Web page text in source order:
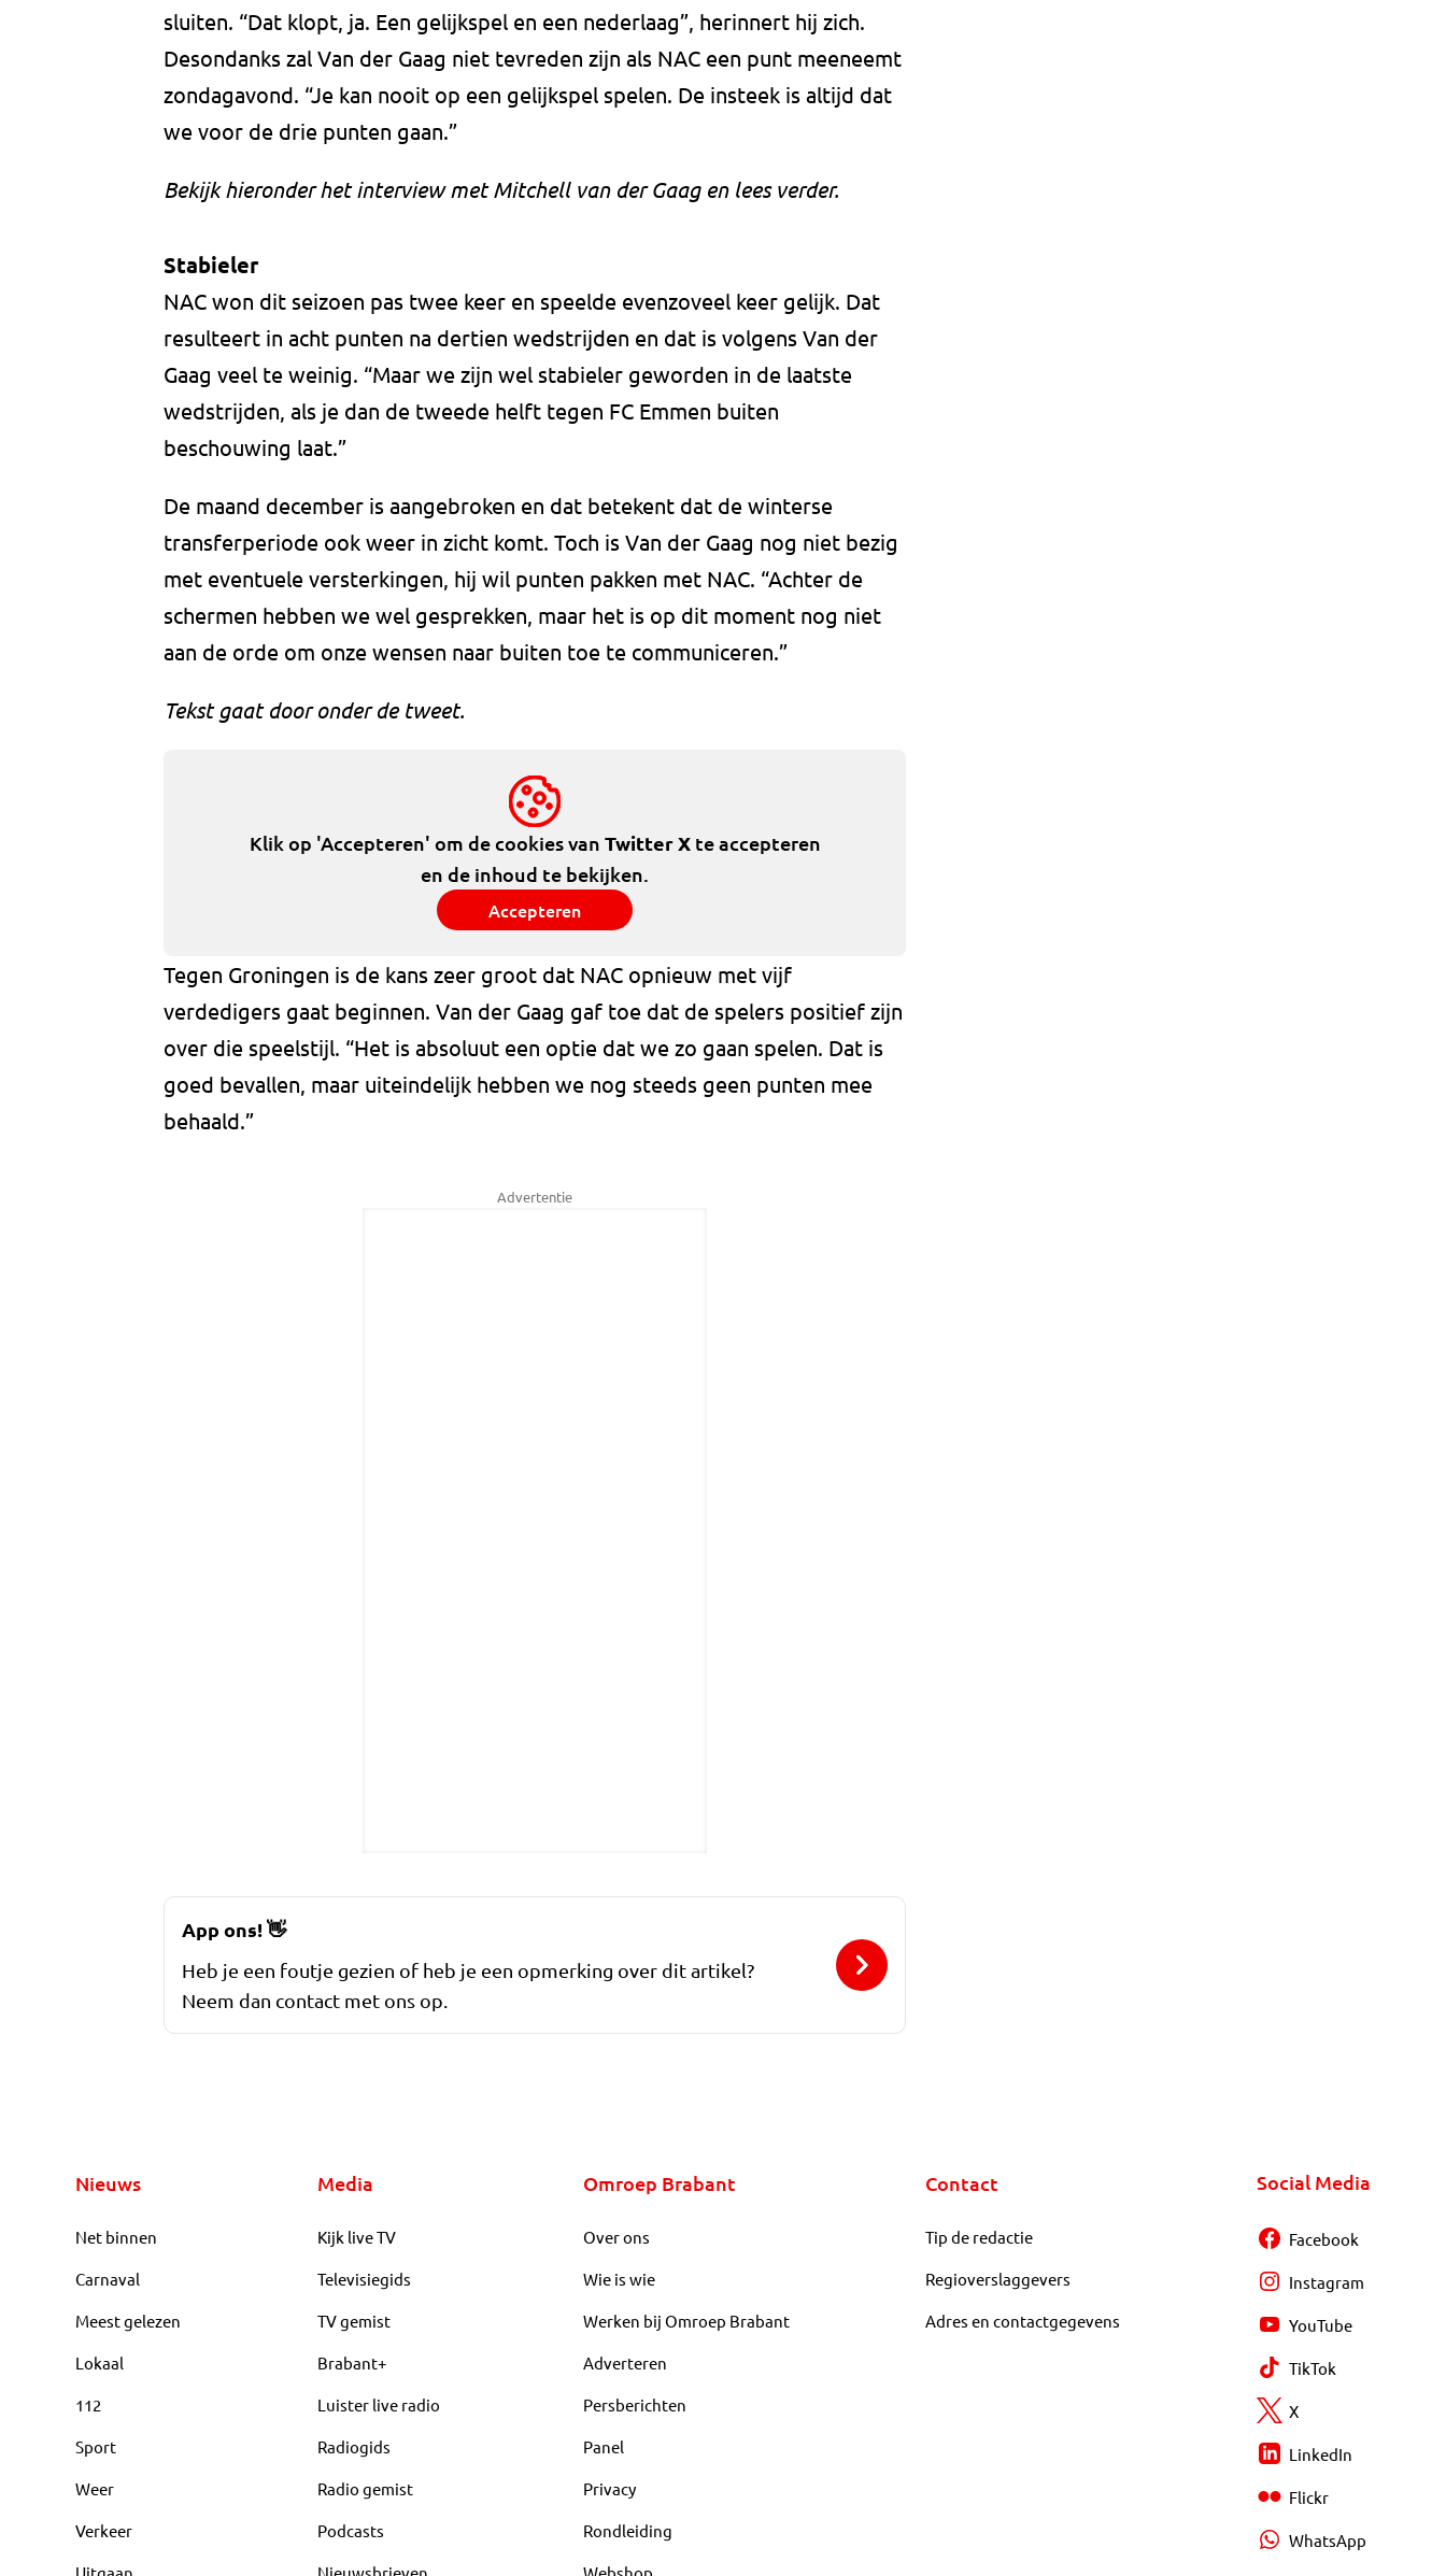
sluiten. “Dat klopt, ja. Een gelijkspel en een nederlaag”, herinnert hij zich.
Desondanks zal Van der Gaag niet tevreden zijn als NAC een punt meeneemt
zondagavond. “Je kan nooit op een gelijkspel spelen. De insteek is altijd dat
we voor de drie punten gaan.”
Bekijk hieronder het interview met Mitchell van der Gaag en lees verder.
Stabieler
NAC won dit seizoen pas twee keer en speelde evenzoveel keer gelijk. Dat
resulteert in acht punten na dertien wedstrijden en dat is volgens Van der
Gaag veel te weinig. “Maar we zijn wel stabieler geworden in de laatste
wedstrijden, als je dan de tweede helft tegen FC Emmen buiten
beschouwing laat.”
De maand december is aangebroken en dat betekent dat de winterse
transferperiode ook weer in zicht komt. Toch is Van der Gaag nog niet bezig
met eventuele versterkingen, hij wil punten pakken met NAC. “Achter de
schermen hebben we wel gesprekken, maar het is op dit moment nog niet
aan de orde om onze wensen naar buiten toe te communiceren.”
Tekst gaat door onder de tweet.
Klik op 'Accepteren' om de cookies van Twitter Xte accepteren
en de inhoud te bekijken.
Accepteren
Tegen Groningen is de kans zeer groot dat NAC opnieuw met vijf
verdedigers gaat beginnen. Van der Gaag gaf toe dat de spelers positief zijn
over die speelstijl. “Het is absoluut een optie dat we zo gaan spelen. Dat is
goed bevallen, maar uiteindelijk hebben we nog steeds geen punten mee
behaald.”
Advertentie
App ons!👋
Heb je een foutje gezien of heb je een opmerking over dit artikel?
Neem dan contact met ons op.
Nieuws
Net binnen
Carnaval
Meest gelezen
Lokaal
112
Sport
Weer
Verkeer
Media
Kijk live TV
Televisiegids
TV gemist
Brabant+
Luister live radio
Radiogids
Radio gemist
Podcasts
Omroep Brabant
Over ons
Wie is wie
Werken bij Omroep Brabant
Adverteren
Persberichten
Panel
Privacy
Rondleiding
Contact
Tip de redactie
Regioverslaggevers
Adres en contactgegevens
Social Media
Facebook
Instagram
YouTube
TikTok
X
LinkedIn
Flickr
WhatsApp